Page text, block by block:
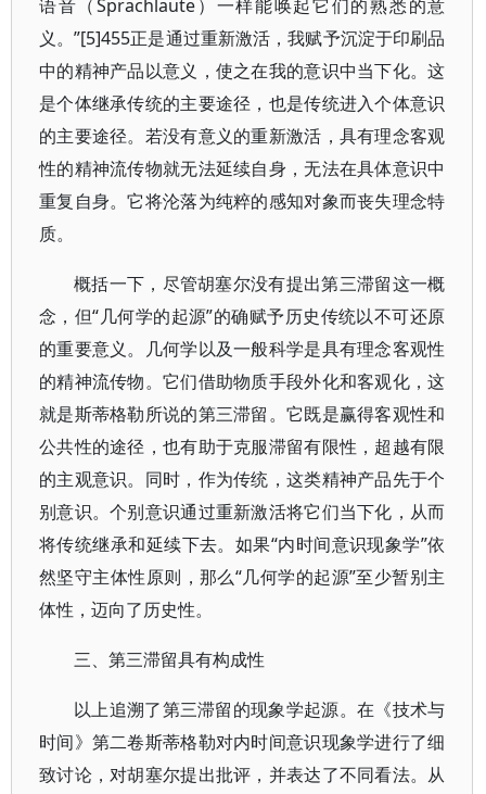
语音（Sprachlaute）一样能唤起它们的熟悉的意
义。”[5]455正是通过重新激活，我赋予沉淀于印刷品
中的精神产品以意义，使之在我的意识中当下化。这
是个体继承传统的主要途径，也是传统进入个体意识
的主要途径。若没有意义的重新激活，具有理念客观
性的精神流传物就无法延续自身，无法在具体意识中
重复自身。它将沦落为纯粹的感知对象而丧失理念特
质。
概括一下，尽管胡塞尔没有提出第三滞留这一概
念，但“几何学的起源”的确赋予历史传统以不可还原
的重要意义。几何学以及一般科学是具有理念客观性
的精神流传物。它们借助物质手段外化和客观化，这
就是斯蒂格勒所说的第三滞留。它既是赢得客观性和
公共性的途径，也有助于克服滞留有限性，超越有限
的主观意识。同时，作为传统，这类精神产品先于个
别意识。个别意识通过重新激活将它们当下化，从而
将传统继承和延续下去。如果“内时间意识现象学”依
然坚守主体性原则，那么“几何学的起源”至少暂别主
体性，迈向了历史性。
三、第三滞留具有构成性
以上追溯了第三滞留的现象学起源。在《技术与
时间》第二卷斯蒂格勒对内时间意识现象学进行了细
致讨论，对胡塞尔提出批评，并表达了不同看法。从